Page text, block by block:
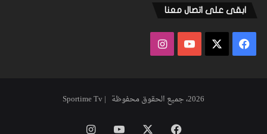
ابقى على اتصال معنا
فيسبوك ‫YouTubeانستقرام
2026، جميع الحقوق محفوظة | Sportime Tv
فيسبوك ‫YouTubeانستقرام